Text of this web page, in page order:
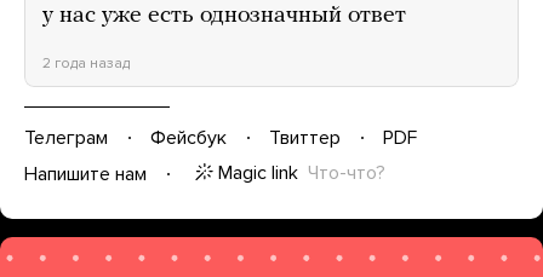
у нас уже есть однозначный ответ
2 года назад
Телеграм Фейсбук Твиттер
PDF
Напишите нам
Magic link Что-что?